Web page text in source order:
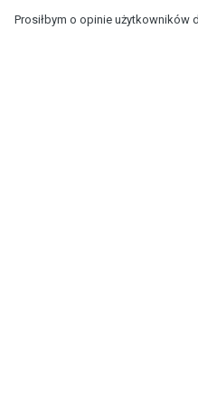
Prosiłbym o opinie użytkowników